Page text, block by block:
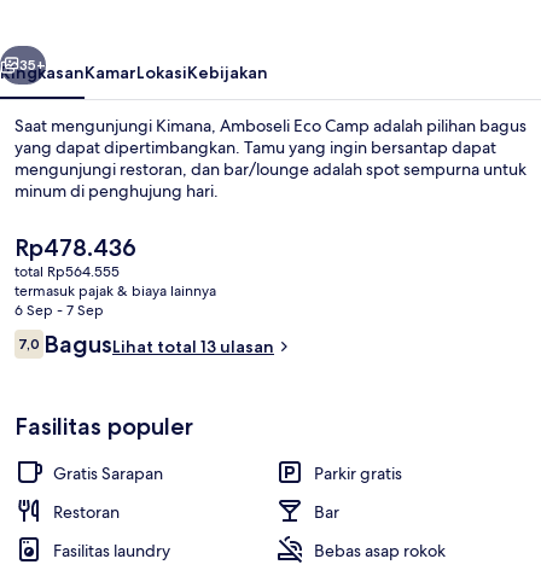
Berikutnya
35+
RingkasanKamarLokasiKebijakan
Saat mengunjungi Kimana, Amboseli Eco Camp adalah pilihan bagus
yang dapat dipertimbangkan. Tamu yang ingin bersantap dapat
mengunjungi restoran, dan bar/lounge adalah spot sempurna untuk
minum di penghujung hari.
Harga
saat
ini
Rp478.436
Rp478.436
total Rp564.555
termasuk pajak & biaya lainnya
6 Sep - 7 Sep
Ulasan
7,07,0 dari 10
BagusLihat total 13 ulasan
Fasilitas populer
Gratis Sarapan
Parkir gratis
Restoran
Bar
Fasilitas laundry
Bebas asap rokok